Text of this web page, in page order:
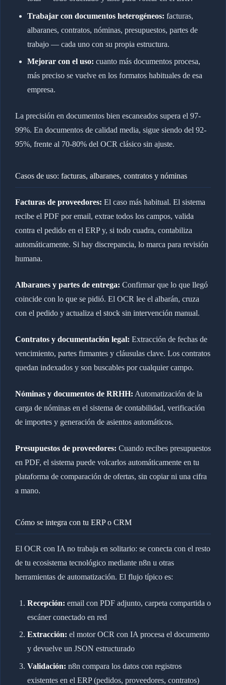
Trabajar con documentos heterogéneos: facturas,
albaranes, contratos, nóminas, presupuestos, partes de
trabajo — cada uno con su propia estructura.
Mejorar con el uso: cuanto más documentos procesa,
más preciso se vuelve en los formatos habituales de esa
empresa.
La precisión en documentos bien escaneados supera el 97-
99%. En documentos de calidad media, sigue siendo del 92-
95%, frente al 70-80% del OCR clásico sin ajuste.
Casos de uso: facturas, albaranes, contratos y nóminas
Facturas de proveedores: El caso más habitual. El sistema
recibe el PDF por email, extrae todos los campos, valida
contra el pedido en el ERP y, si todo cuadra, contabiliza
automáticamente. Si hay discrepancia, lo marca para revisión
humana.
Albaranes y partes de entrega: Confirmar que lo que llegó
coincide con lo que se pidió. El OCR lee el albarán, cruza
con el pedido y actualiza el stock sin intervención manual.
Contratos y documentación legal: Extracción de fechas de
vencimiento, partes firmantes y cláusulas clave. Los contratos
quedan indexados y son buscables por cualquier campo.
Nóminas y documentos de RRHH: Automatización de la
carga de nóminas en el sistema de contabilidad, verificación
de importes y generación de asientos automáticos.
Presupuestos de proveedores: Cuando recibes presupuestos
en PDF, el sistema puede volcarlos automáticamente en tu
plataforma de comparación de ofertas, sin copiar ni una cifra
a mano.
Cómo se integra con tu ERP o CRM
El OCR con IA no trabaja en solitario: se conecta con el resto
de tu ecosistema tecnológico mediante n8n u otras
herramientas de automatización. El flujo típico es:
Recepción: email con PDF adjunto, carpeta compartida o
escáner conectado en red
Extracción: el motor OCR con IA procesa el documento
y devuelve un JSON estructurado
Validación: n8n compara los datos con registros
existentes en el ERP (pedidos, proveedores, contratos)